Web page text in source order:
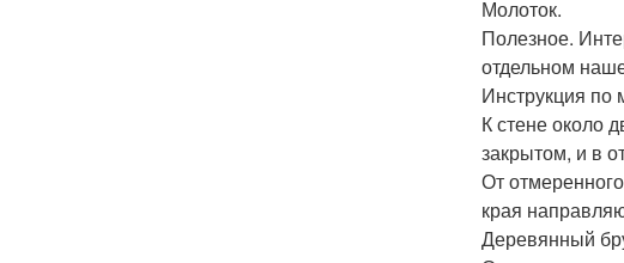
Молоток.
Полезное.
отдельном
Инструкция по
К стене около
закрытом, и в
От
края
Деревянный